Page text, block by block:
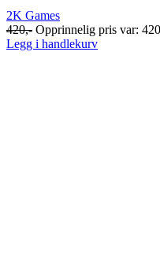
2K Games
420,- Opprinnelig pris var:
Legg i handlekurv